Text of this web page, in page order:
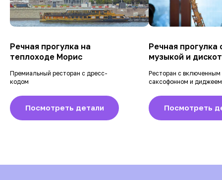
Речная прогулка на
теплоходе Морис
Премиальный ресторан с дресс-
кодом
Посмотреть детали
Речная прогулка
музыкой и
Ресторан с включенным
саксофонном и диджеем
Посмотреть